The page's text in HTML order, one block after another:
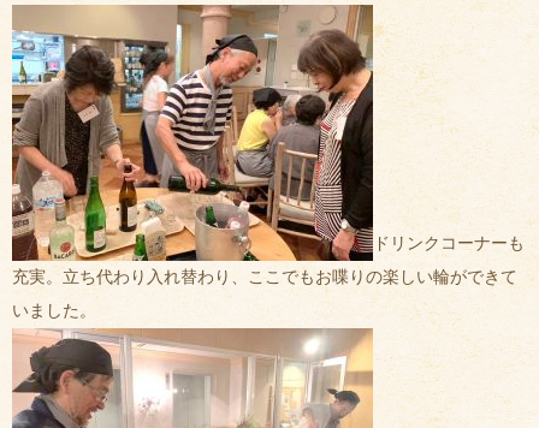
ドリンクコーナーも
充実。立ち代わり入れ替わり、ここでもお喋りの楽しい輪ができて
いました。